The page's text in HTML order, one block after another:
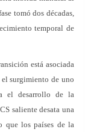
tomó dos décadas,
temporal de
está asociada
surgimiento de uno
el desarrollo de la
saliente desata una
que los países de la